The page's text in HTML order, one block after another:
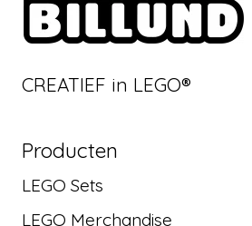
CREATIEF in LEGO®
Producten
LEGO Sets
LEGO Merchandise